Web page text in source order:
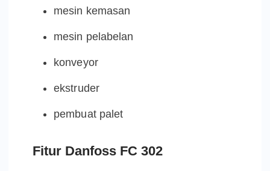
mesin kemasan
mesin pelabelan
konveyor
ekstruder
pembuat palet
Fitur Danfoss FC 302